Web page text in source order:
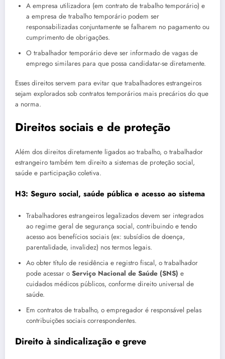
A empresa utilizadora (em contrato de trabalho temporário) e
a empresa de trabalho temporário podem ser
responsabilizadas conjuntamente se falharem no pagamento ou
cumprimento de obrigações.
O trabalhador temporário deve ser informado de vagas de
emprego similares para que possa candidatar-se diretamente.
Esses direitos servem para evitar que trabalhadores estrangeiros
sejam explorados sob contratos temporários mais precários do que
a norma.
Direitos sociais e de proteção
Além dos direitos diretamente ligados ao trabalho, o trabalhador
estrangeiro também tem direito a sistemas de proteção social,
saúde e participação coletiva.
H3: Seguro social, saúde pública e acesso ao sistema
Trabalhadores estrangeiros legalizados devem ser integrados
ao regime geral de segurança social, contribuindo e tendo
acesso aos benefícios sociais (ex: subsídios de doença,
parentalidade, invalidez) nos termos legais.
Ao obter título de residência e registro fiscal, o trabalhador
pode acessar o Serviço Nacional de Saúde (SNS) e
cuidados médicos públicos, conforme direito universal de
saúde.
Em contratos de trabalho, o empregador é responsável pelas
contribuições sociais correspondentes.
Direito à sindicalização e greve